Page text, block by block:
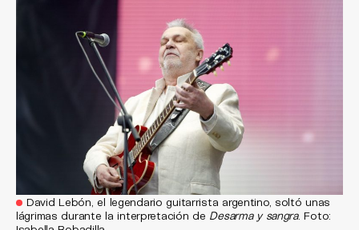
David Lebón, el legendario guitarrista argentino, soltó unas
lágrimas durante la interpretación de Desarma y sangra. Foto: